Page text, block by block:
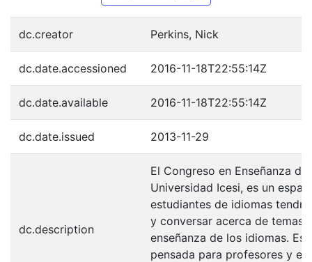
dc.creator Perkins, Nick
dc.date.accessioned 2016-11-18T22:55:14Z
dc.date.available 2016-11-18T22:55:14Z
dc.date.issued 2013-11-29
dc.description
El Congreso en Enseñanza
Universidad Icesi, es un
estudiantes de idiomas
y conversar acerca de temas
enseñanza de los idiomas.
pensada para profesores y